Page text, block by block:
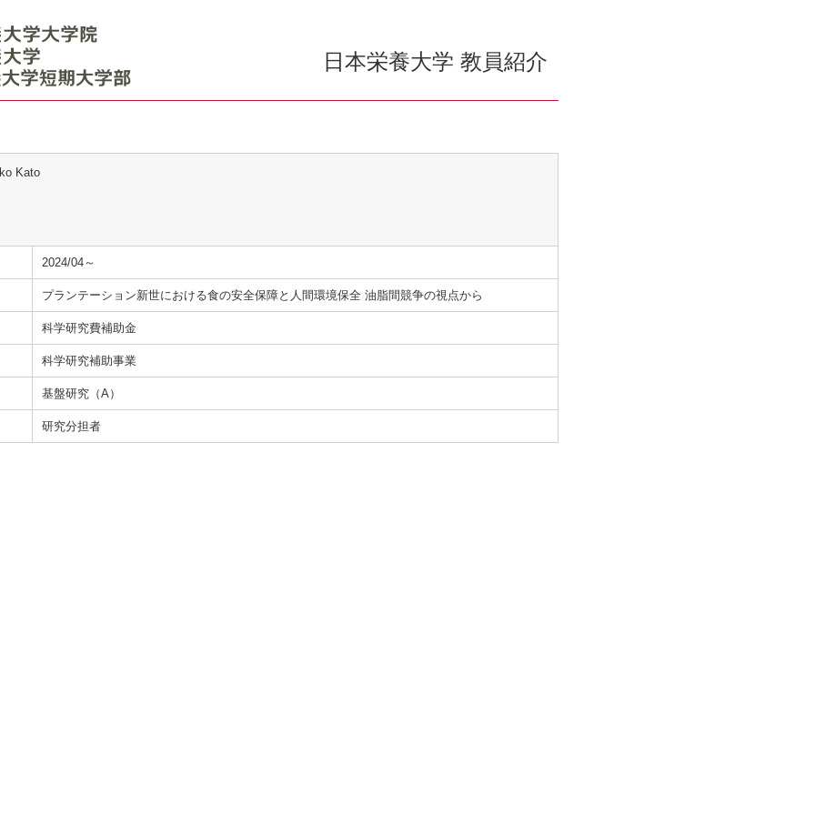
日本栄養大学 教員紹介
Kato
2024/04～
プランテーション新世における⾷の安全保障と⼈間環境保全 油脂間競争の視点から
科学研究費補助金
科学研究補助事業
基盤研究（A）
研究分担者